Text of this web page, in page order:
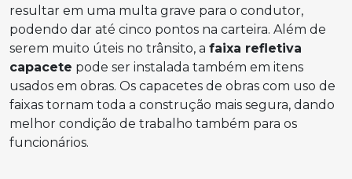
resultar em uma multa grave para o condutor,
podendo dar até cinco pontos na carteira. Além de
serem muito úteis no trânsito, a faixa refletiva
capacete pode ser instalada também em itens
usados em obras. Os capacetes de obras com uso de
faixas tornam toda a construção mais segura, dando
melhor condição de trabalho também para os
funcionários.